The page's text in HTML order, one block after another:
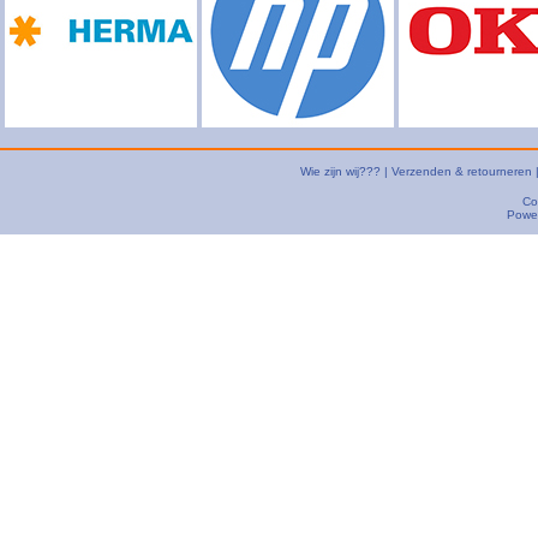
Wie zijn wij??? | Verzenden & retourneren